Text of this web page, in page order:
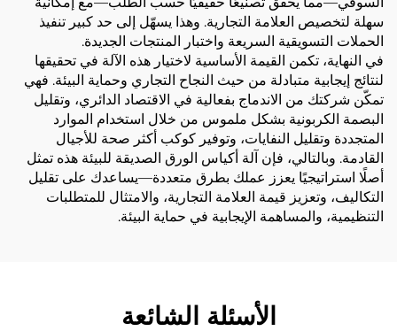
سهلة لتخصيص العلامة التجارية. وهذا يسهّل إلى حد كبير تنفيذ
الحملات التسويقية السريعة واختبار المنتجات الجديدة.
في النهاية، تكمن القيمة الأساسية لاختيار هذه الآلة في تحقيقها
لنتائج إيجابية متبادلة من حيث النجاح التجاري وحماية البيئة. فهي
تمكّن شركتك من الاندماج بفعالية في الاقتصاد الدائري، وتقليل
البصمة الكربونية بشكل ملموس من خلال استخدام الموارد
المتجددة وتقليل النفايات، وتوفير كوكب أكثر صحة للأجيال
القادمة. وبالتالي، فإن آلة أكياس الورق الصديقة للبيئة هذه تمثل
أصلًا استراتيجيًا يعزز عملك بطرق متعددة—يساعدك على تقليل
التكاليف، وتعزيز قيمة العلامة التجارية، والامتثال للمتطلبات
التنظيمية، والمساهمة الإيجابية في حماية البيئة.
الأسئلة الشائعة